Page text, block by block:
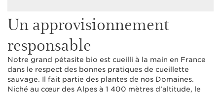
Un approvisionnement
responsable
Notre grand pétasite bio est cueilli à la main en France
dans le respect des bonnes pratiques de cueillette
sauvage. Il fait partie des plantes de nos Domaines.
Niché au cœur des Alpes à 1 400 mètres d’altitude, le